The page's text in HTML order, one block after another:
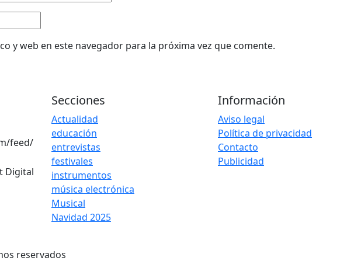
y web en este navegador para la próxima vez que comente.
feed/
Secciones
Actualidad
educación
entrevistas
festivales
instrumentos
música electrónica
Musical
Navidad 2025
Información
Aviso legal
Política de privacidad
Contacto
Publicidad
reservados